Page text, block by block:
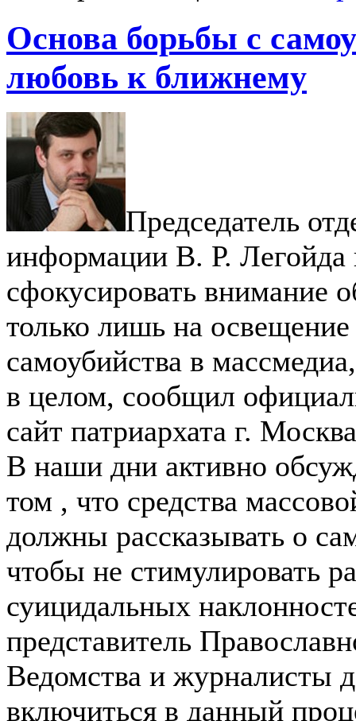
Основа борьбы с
любовь к ближнему
Председатель
информации В. Р. Легойда
сфокусировать внимание
только лишь на
самоубийства в
в целом, сообщил
сайт патриархата г.
В наши дни активно
том , что средства
должны рассказывать о
чтобы не стимулировать
суицидальных
представитель
Ведомства и журналисты
включиться в данный